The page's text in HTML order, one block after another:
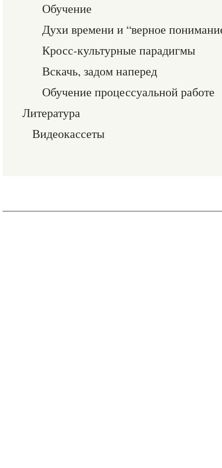
Обучение
Духи времени и “верное
Кросс-культурные парадигмы
Вскачь, задом наперед
Обучение процессуальной работе
Литература
Видеокассеты